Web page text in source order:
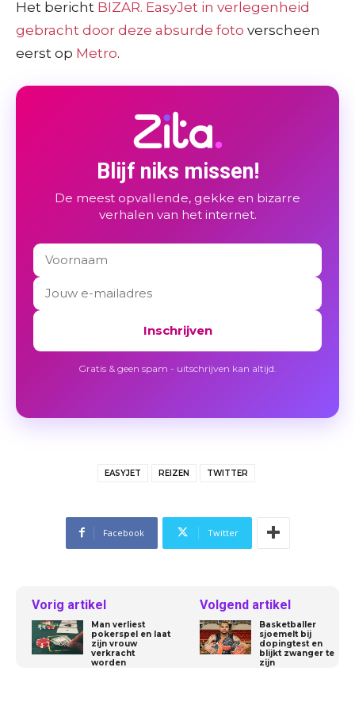
Het bericht BIZAR. EasyJet in verlegenheid
gebracht door deze absurde foto verscheen
eerst op Metro.
Blijf niks missen!
De meest opvallende, gekke en bizarre
verhalen van het internet.
Inschrijven
Gratis & geen spam - uitschrijven kan altijd.
EASYJET REIZEN TWITTER
Facebook Twitter
Vorig artikel
Man verliest
pokerspel en laat
zijn vrouw
verkracht
worden
Volgend artikel
Basketballer
sjoemelt bij
dopingtest en
blijkt zwanger te
zijn